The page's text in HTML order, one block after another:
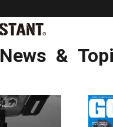
News &